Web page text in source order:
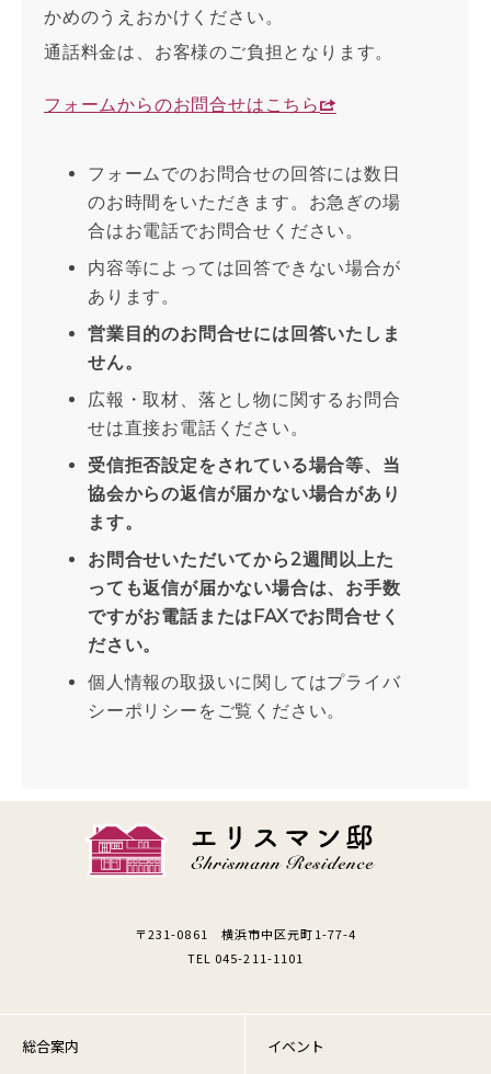
かめのうえおかけください。
通話料金は、お客様のご負担となります。
フォームからのお問合せはこちら
フォームでのお問合せの回答には数日
のお時間をいただきます。お急ぎの場
合はお電話でお問合せください。
内容等によっては回答できない場合が
あります。
営業目的のお問合せには回答いたしま
せん。
広報・取材、落とし物に関するお問合
せは直接お電話ください。
受信拒否設定をされている場合等、当
協会からの返信が届かない場合があり
ます。
お問合せいただいてから2週間以上た
っても返信が届かない場合は、お手数
ですがお電話またはFAXでお問合せく
ださい。
個人情報の取扱いに関してはプライバ
シーポリシーをご覧ください。
〒231-0861 横浜市中区元町1-77-4
TEL 045-211-1101
総合案内
イベント